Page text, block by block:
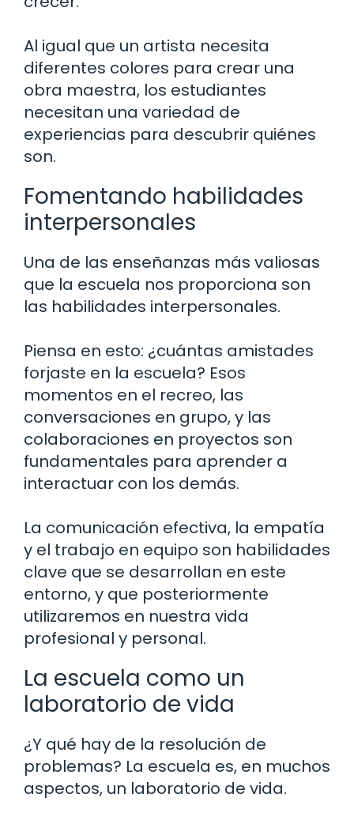
Al igual que un artista necesita
diferentes colores para crear una
obra maestra, los estudiantes
necesitan una variedad de
experiencias para descubrir quiénes
son.
Fomentando habilidades
interpersonales
Una de las enseñanzas más valiosas
que la escuela nos proporciona son
las habilidades interpersonales.
Piensa en esto: ¿cuántas amistades
forjaste en la escuela? Esos
momentos en el recreo, las
conversaciones en grupo, y las
colaboraciones en proyectos son
fundamentales para aprender a
interactuar con los demás.
La comunicación efectiva, la empatía
y el trabajo en equipo son habilidades
clave que se desarrollan en este
entorno, y que posteriormente
utilizaremos en nuestra vida
profesional y personal.
La escuela como un
laboratorio de vida
¿Y qué hay de la resolución de
problemas? La escuela es, en muchos
aspectos, un laboratorio de vida.